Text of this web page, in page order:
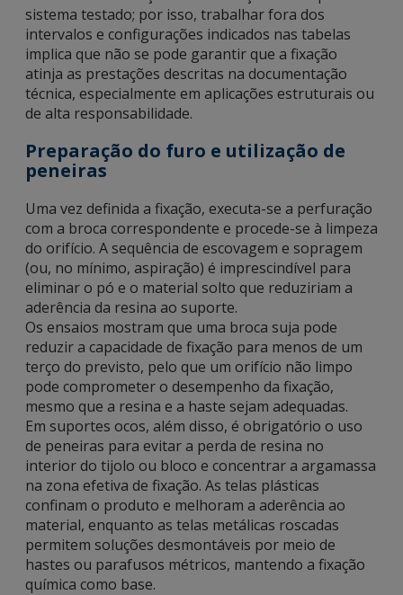
sistema testado; por isso, trabalhar fora dos
intervalos e configurações indicados nas tabelas
implica que não se pode garantir que a fixação
atinja as prestações descritas na documentação
técnica, especialmente em aplicações estruturais ou
de alta responsabilidade.
Preparação do furo e utilização de
peneiras
Uma vez definida a fixação, executa-se a perfuração
com a broca correspondente e procede-se à limpeza
do orifício. A sequência de escovagem e sopragem
(ou, no mínimo, aspiração) é imprescindível para
eliminar o pó e o material solto que reduziriam a
aderência da resina ao suporte.
Os ensaios mostram que uma broca suja pode
reduzir a capacidade de fixação para menos de um
terço do previsto, pelo que um orifício não limpo
pode comprometer o desempenho da fixação,
mesmo que a resina e a haste sejam adequadas.
Em suportes ocos, além disso, é obrigatório o uso
de peneiras para evitar a perda de resina no
interior do tijolo ou bloco e concentrar a argamassa
na zona efetiva de fixação. As telas plásticas
confinam o produto e melhoram a aderência ao
material, enquanto as telas metálicas roscadas
permitem soluções desmontáveis por meio de
hastes ou parafusos métricos, mantendo a fixação
química como base.